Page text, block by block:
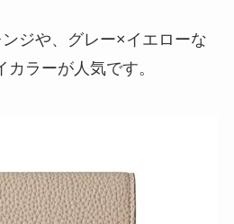
ジや、グレー×イエローな
ラーが人気です。